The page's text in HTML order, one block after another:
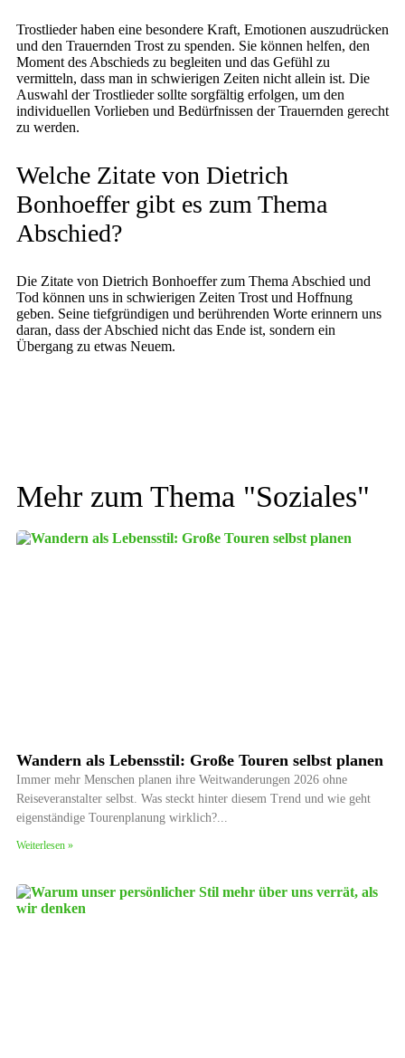
Trostlieder haben eine besondere Kraft, Emotionen auszudrücken
und den Trauernden Trost zu spenden. Sie können helfen, den
Moment des Abschieds zu begleiten und das Gefühl zu
vermitteln, dass man in schwierigen Zeiten nicht allein ist. Die
Auswahl der Trostlieder sollte sorgfältig erfolgen, um den
individuellen Vorlieben und Bedürfnissen der Trauernden gerecht
zu werden.
Welche Zitate von Dietrich
Bonhoeffer gibt es zum Thema
Abschied?
Die Zitate von Dietrich Bonhoeffer zum Thema Abschied und
Tod können uns in schwierigen Zeiten Trost und Hoffnung
geben. Seine tiefgründigen und berührenden Worte erinnern uns
daran, dass der Abschied nicht das Ende ist, sondern ein
Übergang zu etwas Neuem.
Mehr zum Thema "Soziales"
Wandern als Lebensstil: Große Touren selbst planen
Immer mehr Menschen planen ihre Weitwanderungen 2026 ohne
Reiseveranstalter selbst. Was steckt hinter diesem Trend und wie geht
eigenständige Tourenplanung wirklich?
Weiterlesen »